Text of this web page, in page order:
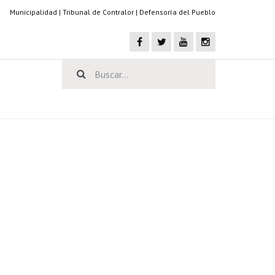
Municipalidad | Tribunal de Contralor | Defensoría del Pueblo